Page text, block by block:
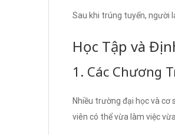
Sau khi trúng tuyển, người
Học Tập và
1. Các Chương
Nhiều trường đại học và cơ
viên có thể vừa làm việc